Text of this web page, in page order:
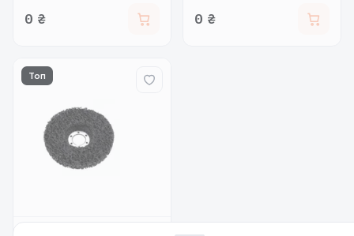
0 ₴ 0 ₴
Топ